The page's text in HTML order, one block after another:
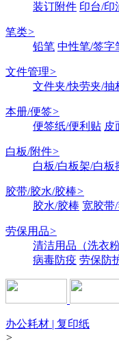
装订附件 印台/印
笔类>
铅笔 中性笔/签字
文件管理>
文件夹/快劳夹/抽
本册/便签>
便签纸/便利贴 皮
白板/附件>
白板/白板架/白板
胶带/胶水/胶棒>
胶水/胶棒 宽胶带
劳保用品>
清洁用品（洗衣
病毒防疫 劳保防
办公耗材 | 复印纸
>